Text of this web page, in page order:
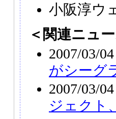
小阪淳ウ
＜関連ニュ
2007/03/
がシーグ
2007/03/
ジェクト